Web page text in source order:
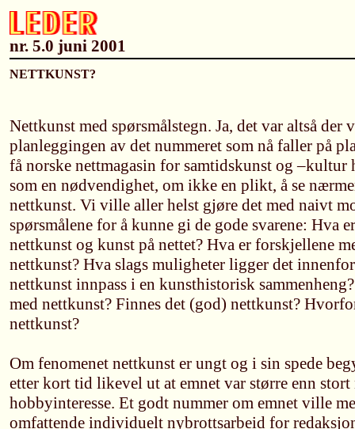
nr. 5.0 juni 2001
NETTKUNST?
Nettkunst med spørsmålstegn. Ja, det var altså der
planleggingen av det nummeret som nå faller på
få norske nettmagasin for samtidskunst og –kultur
som en nødvendighet, om ikke en plikt, å se
nettkunst. Vi ville aller helst gjøre det med naivt
spørsmålene for å kunne gi de gode svarene: Hva
nettkunst og kunst på nettet? Hva er forskjellene
nettkunst? Hva slags muligheter ligger det
nettkunst innpass i en kunsthistorisk
med nettkunst? Finnes det (god) nettkunst?
nettkunst?
Om fenomenet nettkunst er ungt og i sin spede
etter kort tid likevel ut at emnet var større enn
hobbyinteresse. Et godt nummer om emnet ville
omfattende individuelt nybrottsarbeid for